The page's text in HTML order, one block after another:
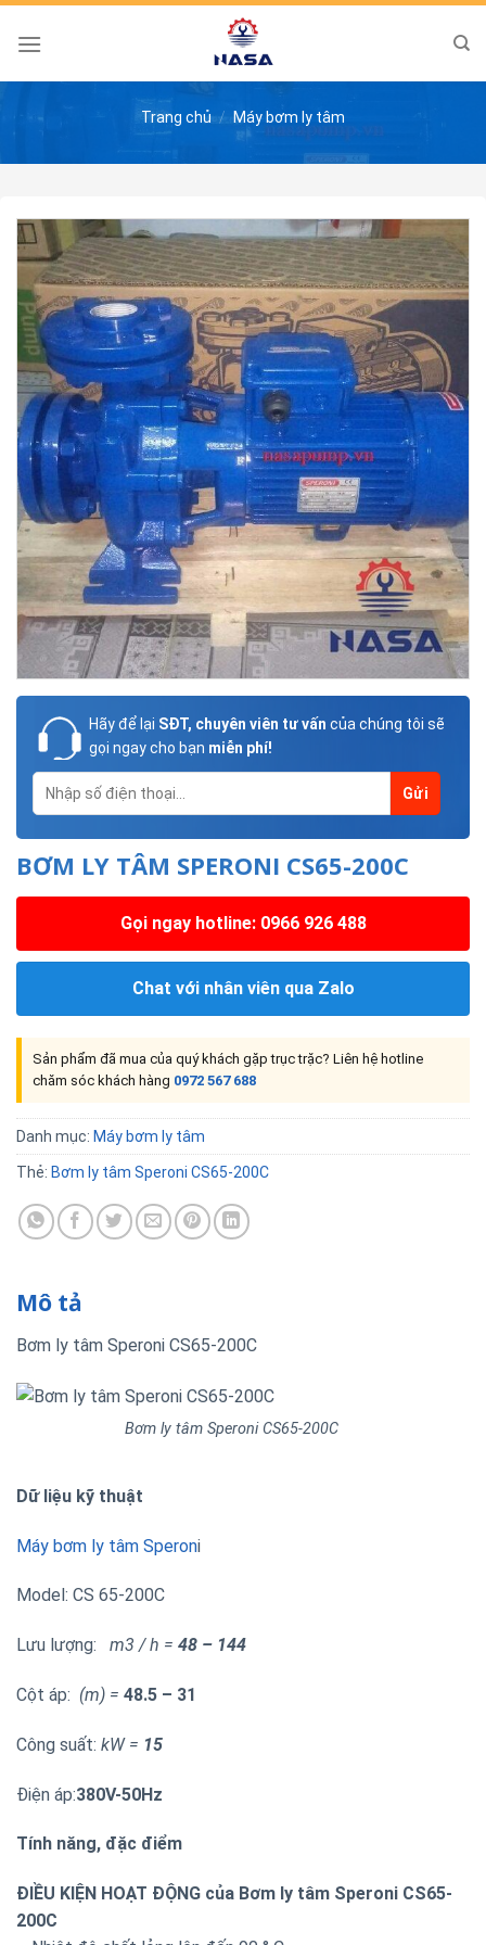
Skip
Trang chủ / Máy bơm ly tâm
Hãy để lại SĐT, chuyên viên tư vấn của chúng tôi sẽ
gọi ngay cho bạn miễn phí!
BƠM LY TÂM SPERONI CS65-200C
Gọi ngay hotline: 0966 926 488
Chat với nhân viên qua Zalo
Sản phẩm đã mua của quý khách gặp trục trặc? Liên hệ hotline
chăm sóc khách hàng 0972 567 688
Danh mục: Máy bơm ly tâm
Thẻ: Bơm ly tâm Speroni CS65-200C
Mô tả
Bơm ly tâm Speroni CS65-200C
Bơm ly tâm Speroni CS65-200C
Dữ liệu kỹ thuật
Máy bơm ly tâm Speroni
Model: CS 65-200C
Lưu lượng: m3 / h = 48 – 144
Cột áp: (m) = 48.5 – 31
Công suất: kW = 15
Điện áp:380V-50Hz
Tính năng, đặc điểm
ĐIỀU KIỆN HOẠT ĐỘNG của Bơm ly tâm Speroni CS65-
200C